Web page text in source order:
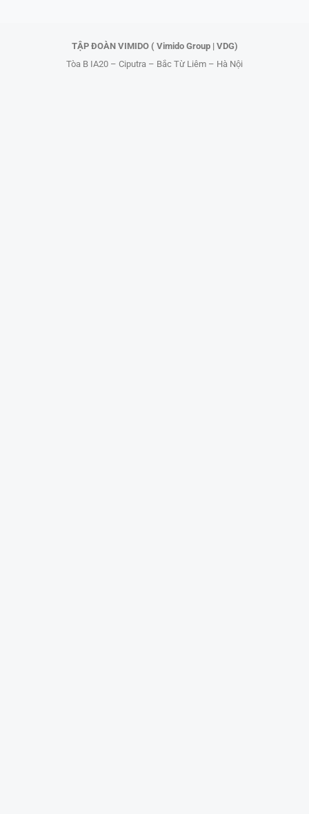
TẬP ĐOÀN VIMIDO ( Vimido Group | VDG)
Tòa B IA20 – Ciputra – Bắc Từ Liêm – Hà Nội